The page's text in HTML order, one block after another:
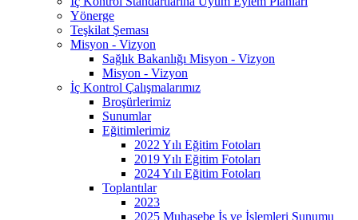
Yönerge
Teşkilat Şeması
Misyon - Vizyon
Sağlık Bakanlığı Misyon - Vizyon
Misyon - Vizyon
İç Kontrol Çalışmalarımız
Broşürlerimiz
Sunumlar
Eğitimlerimiz
2022 Yılı Eğitim Fotoları
2019 Yılı Eğitim Fotoları
2024 Yılı Eğitim Fotoları
Toplantılar
2023
2025 Muhasebe İş ve İşlemleri Sunumu